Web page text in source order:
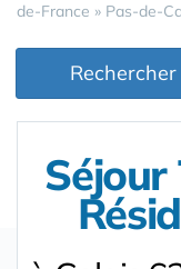
de-France » Pas-de-
Rechercher
Séjour